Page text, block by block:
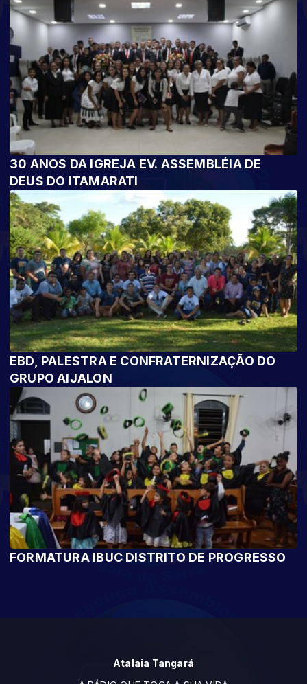
30 ANOS DA IGREJA EV. ASSEMBLÉIA DE
DEUS DO ITAMARATI
EBD, PALESTRA E CONFRATERNIZAÇÃO DO
GRUPO AIJALON
FORMATURA IBUC DISTRITO DE PROGRESSO
Atalaia Tangará